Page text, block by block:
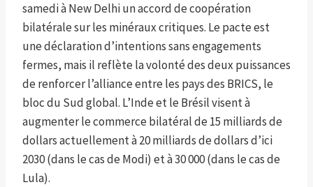
samedi à New Delhi un accord de coopération
bilatérale sur les minéraux critiques. Le pacte est
une déclaration d’intentions sans engagements
fermes, mais il reflète la volonté des deux puissances
de renforcer l’alliance entre les pays des BRICS, le
bloc du Sud global. L’Inde et le Brésil visent à
augmenter le commerce bilatéral de 15 milliards de
dollars actuellement à 20 milliards de dollars d’ici
2030 (dans le cas de Modi) et à 30 000 (dans le cas de
Lula).